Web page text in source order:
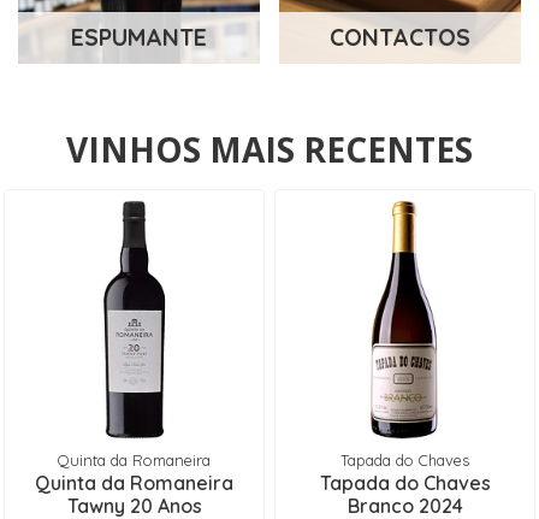
ESPUMANTE CONTACTOS
VINHOS MAIS RECENTES
Quinta da Romaneira
Quinta da Romaneira
Tawny 20 Anos
Tapada do Chaves
Tapada do Chaves
Branco 2024